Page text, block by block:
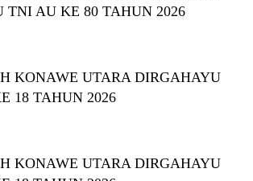
TNI AU KE 80 TAHUN 2026
KONAWE UTARA DIRGAHAYU
18 TAHUN 2026
KONAWE UTARA DIRGAHAYU